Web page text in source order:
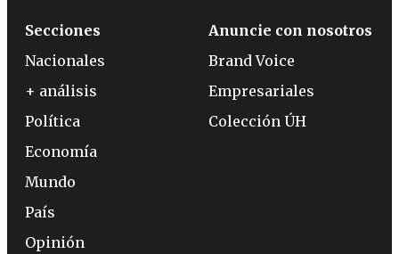
Secciones
Nacionales
+ análisis
Política
Economía
Mundo
País
Opinión
Anuncie con nosotros
Brand Voice
Empresariales
Colección ÚH